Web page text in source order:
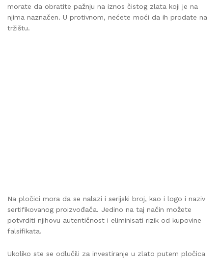
morate da obratite pažnju na iznos čistog zlata koji je na
njima naznačen. U protivnom, nećete moći da ih prodate na
tržištu.
Na pločici mora da se nalazi i serijski broj, kao i logo i naziv
sertifikovanog proizvođača. Jedino na taj način možete
potvrditi njihovu autentičnost i eliminisati rizik od kupovine
falsifikata.
Ukoliko ste se odlučili za investiranje u zlato putem pločica